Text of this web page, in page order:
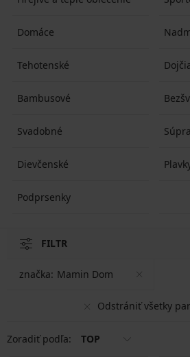
Domáce
Tehotenské
Bambusové
Svadobné
Dievčenské
Podprsenky
FILTR
Odstrániť všetky
značka: Mamin Dom
Zoradiť podľa: TOP